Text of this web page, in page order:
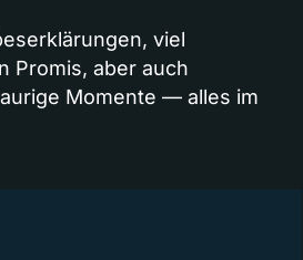
viel
Promis, aber auch
Momente — alles im